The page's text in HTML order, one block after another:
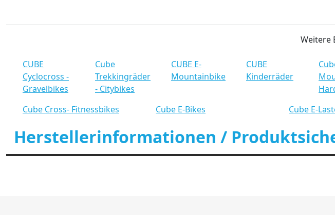
Weitere
CUBE
Cyclocross -
Gravelbikes
Cube
Trekkingräder
- Citybikes
CUBE E-
Mountainbike
CUBE
Kinderräder
Cube Cross- Fitnessbikes Cube E-Bikes Cube E-
Herstellerinformationen /